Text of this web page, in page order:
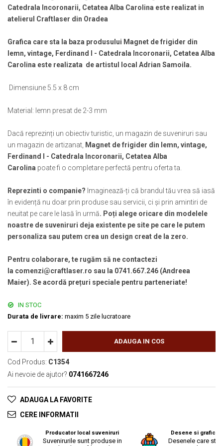
Muzeul National de Istorie a Romaniei
Muzeul Unirii Iasi
Brasov
Bucuresti
Colonada Imperiala, Buzias
Maramures
Sibiu
Timisoara
Palatul Alexandru Ioan Cuza,
Ruginoasa
Palatul Culturii Iasi
Suport pahare suvenir
Suport pahare suvenir din lemn
Tablou suvenir
Tablouri acuarela
Tablouri metalice
Colectia "Visit Romania"
Colectia medievala
Colectia Vintage
Catedrala Incoronarii, Cetatea Alba Carolina este realizat in
atelierul Craftlaser din Oradea
Grafica care sta la baza produsului Magnet de frigider din
lemn, vintage, Ferdinand I - Catedrala Incoronarii, Cetatea Alba
Carolina este realizata de artistul local Adrian Samoila.
Dimensiune 5.5 x 8 cm
Material: lemn presat de 2-3 mm
Dacă reprezinți un obiectiv turistic, un magazin de suveniruri sau
un magazin de artizanat, Magnet de frigider din lemn, vintage,
Ferdinand I - Catedrala Incoronarii, Cetatea Alba
Carolina poate fi o completare perfectă pentru oferta ta.
Reprezinti o companie? Imaginează-ți că brandul tău vrea să iasă
în evidență nu doar prin produse sau servicii, ci și prin amintiri de
neuitat pe care le lasă în urmă. Poți alege oricare din modelele
noastre de suveniruri deja existente pe site pe care le putem
personaliza sau putem crea un design creat de la zero.
Pentru colaborare, te rugăm să ne contactezi
la comenzi@craftlaser.ro sau la 0741.667.246 (Andreea
Maier). Se acordă prețuri speciale pentru parteneriate!
IN STOC
Durata de livrare: maxim 5 zile lucratoare
ADAUGA IN COS
Cod Produs: C1354
Ai nevoie de ajutor? 0741667246
ADAUGA LA FAVORITE
CERE INFORMATII
Producator local suveniruri
Suvenirurile sunt produse in
Desene si grafica
Desenele care